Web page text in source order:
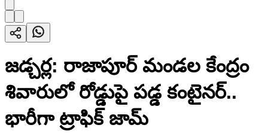
జడ్చర్ల: రాజాపూర్ మండల కేంద్రం
శివారులో రోడ్డుపై పడ్డ కంటైనర్..
భారీగా ట్రాఫిక్ జామ్